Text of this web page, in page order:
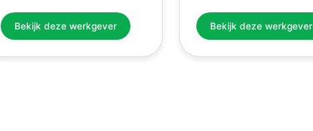
Bekijk deze werkgever Bekijk deze werkgever